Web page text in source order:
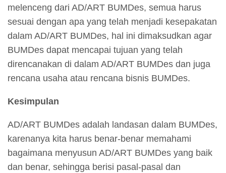
melenceng dari AD/ART BUMDes, semua harus
sesuai dengan apa yang telah menjadi kesepakatan
dalam AD/ART BUMDes, hal ini dimaksudkan agar
BUMDes dapat mencapai tujuan yang telah
direncanakan di dalam AD/ART BUMDes dan juga
rencana usaha atau rencana bisnis BUMDes.
Kesimpulan
AD/ART BUMDes adalah landasan dalam BUMDes,
karenanya kita harus benar-benar memahami
bagaimana menyusun AD/ART BUMDes yang baik
dan benar, sehingga berisi pasal-pasal dan